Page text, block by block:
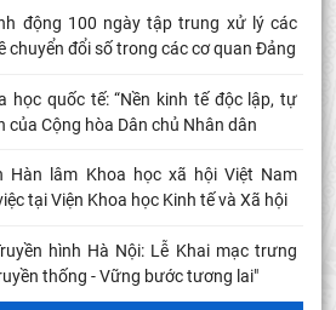
động 100 ngày tập trung xử lý các
chuyển đổi số trong các cơ quan Đảng
học quốc tế: “Nền kinh tế độc lập, tự
của Cộng hòa Dân chủ Nhân dân
Hàn lâm Khoa học xã hội Việt Nam
tại Viện Khoa học Kinh tế và Xã hội
hình Hà Nội: Lễ Khai mạc trưng
thống - Vững bước tương lai"